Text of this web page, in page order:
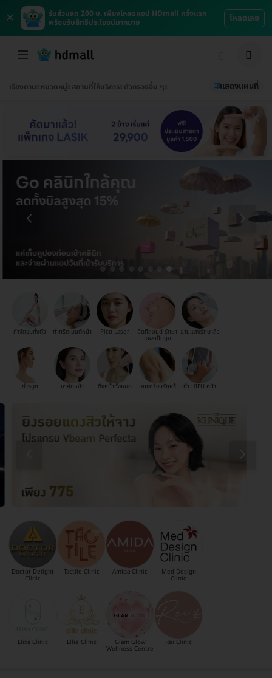
×
รับส่วนลด 200 บ. เพียงโหลดแอป HDmall ครั้งแรก
พร้อมรับสิทธิประโยชน์มากมาย
โหลดเลย
เรียงตาม หมวดหมู่ สถานที่ให้บริการ ตัวกรองอื่น ๆ แสดงแผนที่
กำจัดขนทั้งตัว ทำทรีตเมนต์หน้า Pico Laser ฉีดคีลอยด์ รักษา
แผลเป็นนูน
ฉายแสงรักษาสิว
ทำจมูก มาส์กหน้า ดึงหน้าทั้งหมด เลเซอร์ขนรักแร้ ทำ HIFU หน้า
Doctor Delight
Clinic
Tactile Clinic Amida Clinic Med Design
Clinic
Elixa Clinic Ellie Clinic Glam Glow
Wellness Centre
Rei Clinic